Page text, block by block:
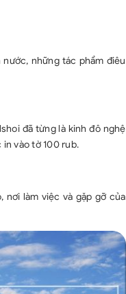
nước, những tác phẩm điêu
đã từng là kinh đô nghệ
vào tờ 100 rub.
nơi làm việc và gặp gỡ của